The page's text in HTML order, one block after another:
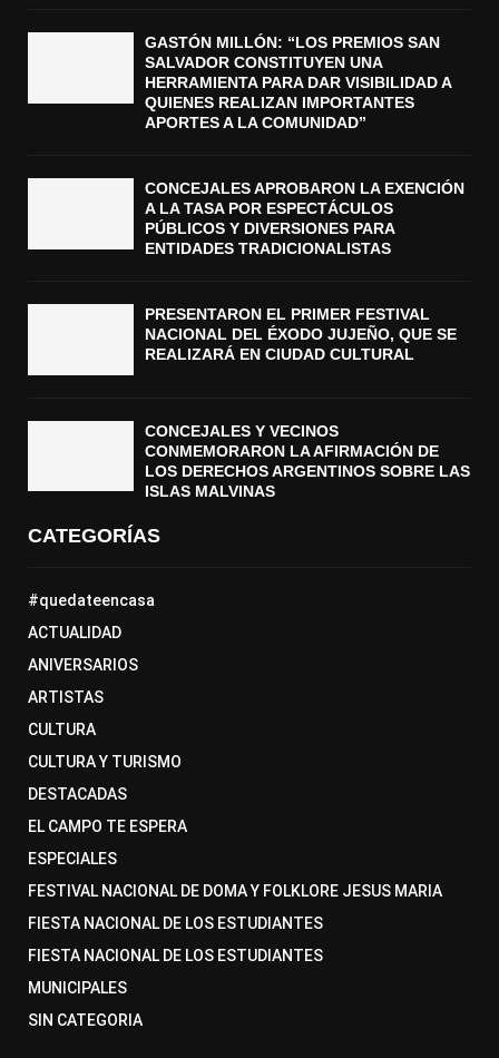
GASTÓN MILLÓN: “LOS PREMIOS SAN
SALVADOR CONSTITUYEN UNA
HERRAMIENTA PARA DAR VISIBILIDAD A
QUIENES REALIZAN IMPORTANTES
APORTES A LA COMUNIDAD”
CONCEJALES APROBARON LA EXENCIÓN
A LA TASA POR ESPECTÁCULOS
PÚBLICOS Y DIVERSIONES PARA
ENTIDADES TRADICIONALISTAS
PRESENTARON EL PRIMER FESTIVAL
NACIONAL DEL ÉXODO JUJEÑO, QUE SE
REALIZARÁ EN CIUDAD CULTURAL
CONCEJALES Y VECINOS
CONMEMORARON LA AFIRMACIÓN DE
LOS DERECHOS ARGENTINOS SOBRE LAS
ISLAS MALVINAS
CATEGORÍAS
#quedateencasa
ACTUALIDAD
ANIVERSARIOS
ARTISTAS
CULTURA
CULTURA Y TURISMO
DESTACADAS
EL CAMPO TE ESPERA
ESPECIALES
FESTIVAL NACIONAL DE DOMA Y FOLKLORE JESUS MARIA
FIESTA NACIONAL DE LOS ESTUDIANTES
FIESTA NACIONAL DE LOS ESTUDIANTES
MUNICIPALES
SIN CATEGORIA